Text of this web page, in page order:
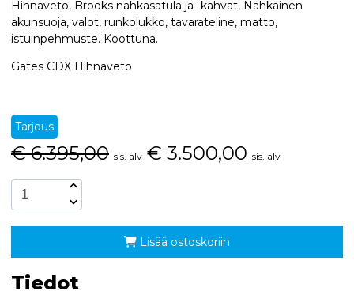
Hihnaveto, Brooks nahkasatula ja -kahvat, Nahkainen
akunsuoja, valot, runkolukko, tavarateline, matto,
istuinpehmuste. Koottuna.
Gates CDX Hihnaveto
Tarjous
€ 6.395,00 sis. alv € 3.500,00 sis. alv
Lisää ostoskoriin
Tiedot